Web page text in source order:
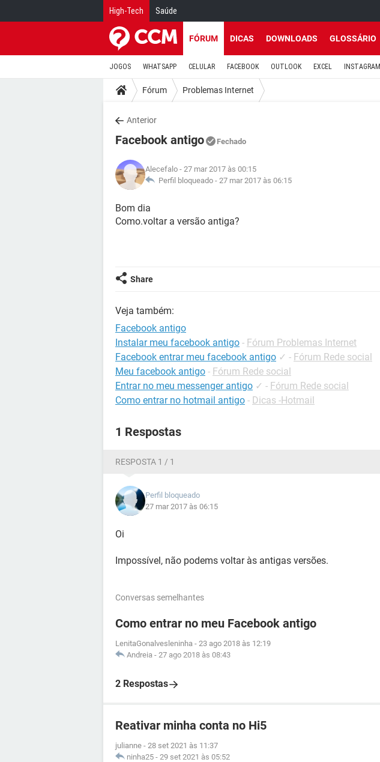
High-Tech Saúde
FÓRUM DICAS DOWNLOADS GLOSSÁRIO
JOGOS WHATSAPP CELULAR FACEBOOK OUTLOOK EXCEL INSTAGRAM
Fórum Problemas Internet
Anterior
Facebook antigo Fechado
Alecefalo - 27 mar 2017 às 00:15
Perfil bloqueado - 27 mar 2017 às 06:15
Bom dia
Como.voltar a versão antiga?
Share
Veja também:
Facebook antigo
Instalar meu facebook antigo - Fórum Problemas Internet
Facebook entrar meu facebook antigo ✓ - Fórum Rede social
Meu facebook antigo - Fórum Rede social
Entrar no meu messenger antigo ✓ - Fórum Rede social
Como entrar no hotmail antigo - Dicas -Hotmail
1 Respostas
RESPOSTA 1 / 1
Perfil bloqueado
27 mar 2017 às 06:15
Oi
Impossível, não podems voltar às antigas versões.
Conversas semelhantes
Como entrar no meu Facebook antigo
LenitaGonalvesleninha - 23 ago 2018 às 12:19
Andreia - 27 ago 2018 às 08:43
2 Respostas
Reativar minha conta no Hi5
julianne - 28 set 2021 às 11:37
ninha25 - 29 set 2021 às 05:52